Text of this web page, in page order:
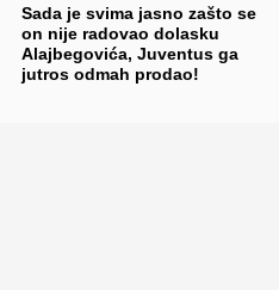
Sada je svima jasno zašto se
on nije radovao dolasku
Alajbegovića, Juventus ga
jutros odmah prodao!